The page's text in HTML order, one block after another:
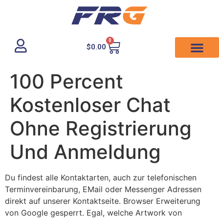
$0.00
0
100 Percent
Kostenloser Chat
Ohne Registrierung
Und Anmeldung
Du findest alle Kontaktarten, auch zur telefonischen
Terminvereinbarung, EMail oder Messenger Adressen
direkt auf unserer Kontaktseite. Browser Erweiterung
von Google gesperrt. Egal, welche Artwork von